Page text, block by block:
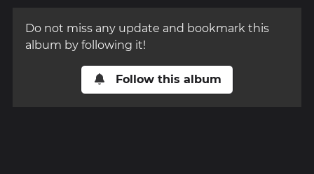
Do not miss any update and bookmark this
album by following it!
Follow this album